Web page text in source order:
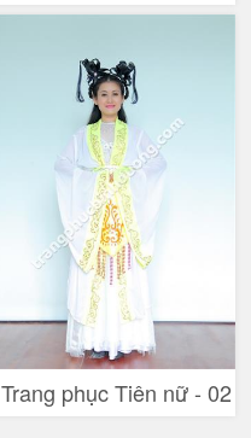
Trang phục Tiên nữ - 02